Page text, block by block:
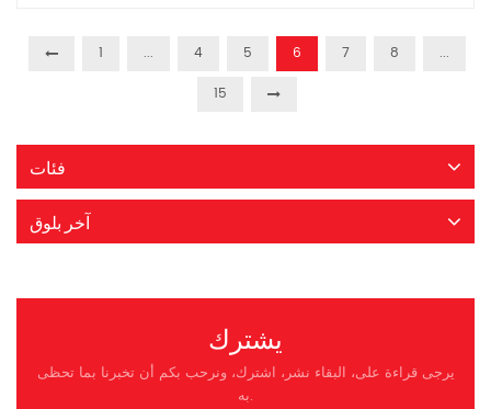
1 ... 4 5 6 7 8
...
15
فئات
آخر بلوق
يشترك
يرجى قراءة على، البقاء نشر، اشترك، ونرحب بكم أن تخبرنا بما تحظى
به.